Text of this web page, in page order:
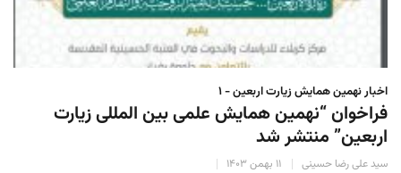
اخبار نهمین همایش زیارت اربعین - ۱
فراخوان “نهمین همایش علمی بین المللی زیارت
اربعین” منتشر شد
سید علی رضا حسینی ۱۱ بهمن ۱۴۰۳